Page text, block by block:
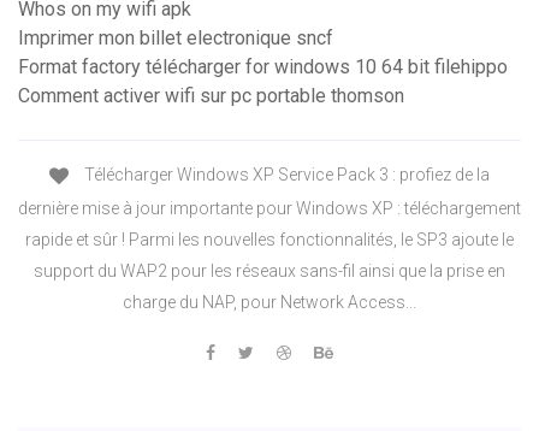
Whos on my wifi apk
Imprimer mon billet electronique sncf
Format factory télécharger for windows 10 64 bit filehippo
Comment activer wifi sur pc portable thomson
Télécharger Windows XP Service Pack 3 : profiez de la
dernière mise à jour importante pour Windows XP : téléchargement
rapide et sûr ! Parmi les nouvelles fonctionnalités, le SP3 ajoute le
support du WAP2 pour les réseaux sans-fil ainsi que la prise en
charge du NAP, pour Network Access...